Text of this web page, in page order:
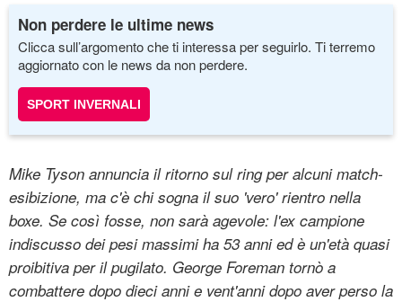
Non perdere le ultime news
Clicca sull’argomento che ti interessa per seguirlo. Ti terremo
aggiornato con le news da non perdere.
SPORT INVERNALI
Mike Tyson annuncia il ritorno sul ring per alcuni match-
esibizione, ma c'è chi sogna il suo 'vero' rientro nella
boxe. Se così fosse, non sarà agevole: l'ex campione
indiscusso dei pesi massimi ha 53 anni ed è un'età quasi
proibitiva per il pugilato. George Foreman tornò a
combattere dopo dieci anni e vent'anni dopo aver perso la